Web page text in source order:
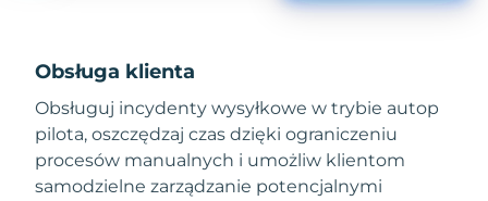
Obsługa klienta
Obsługuj incydenty wysyłkowe w trybie autop
pilota, oszczędzaj czas dzięki ograniczeniu
procesów manualnych i umożliw klientom
samodzielne zarządzanie potencjalnymi